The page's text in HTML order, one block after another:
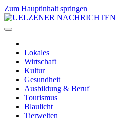
Zum Hauptinhalt springen
Lokales
Wirtschaft
Kultur
Gesundheit
Ausbildung & Beruf
Tourismus
Blaulicht
Tierwelten